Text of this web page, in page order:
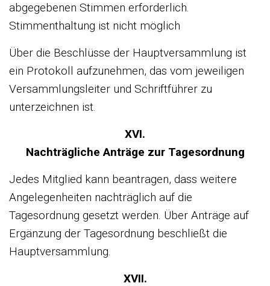
abgegebenen Stimmen erforderlich.
Stimmenthaltung ist nicht möglich
Über die Beschlüsse der Hauptversammlung ist
ein Protokoll aufzunehmen, das vom jeweiligen
Versammlungsleiter und Schriftführer zu
unterzeichnen ist.
XVI.
Nachträgliche Anträge zur Tagesordnung
Jedes Mitglied kann beantragen, dass weitere
Angelegenheiten nachträglich auf die
Tagesordnung gesetzt werden. Über Anträge auf
Ergänzung der Tagesordnung beschließt die
Hauptversammlung.
XVII.